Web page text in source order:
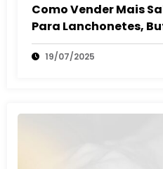
Como Vender Mais
Para Lanchonetes,
Autônoma
19/07/2025